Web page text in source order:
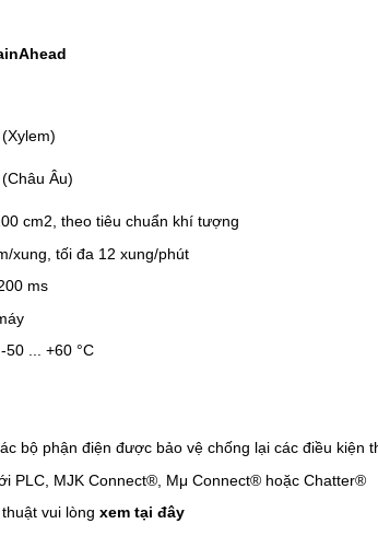
(Xylem)
Âu)
cm2, theo tiêu chuẩn khí tượng
xung, tối đa 12 xung/phút
ms
50 ... +60 °C
bộ phận điện được bảo vệ chống lại các điều kiện
PLC, MJK Connect®, Mμ Connect® hoặc Chatter®
vui lòng xem tại đây